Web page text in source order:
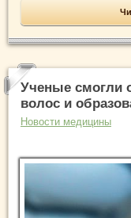
Ученые смогли
волос и
Новости медицины